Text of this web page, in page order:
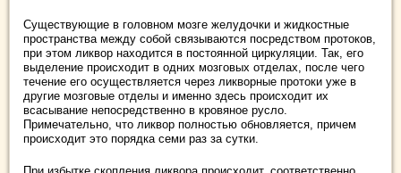
Существующие в головном мозге желудочки и жидкостные
пространства между собой связываются посредством протоков,
при этом ликвор находится в постоянной циркуляции. Так, его
выделение происходит в одних мозговых отделах, после чего
течение его осуществляется через ликворные протоки уже в
другие мозговые отделы и именно здесь происходит их
всасывание непосредственно в кровяное русло.
Примечательно, что ликвор полностью обновляется, причем
происходит это порядка семи раз за сутки.